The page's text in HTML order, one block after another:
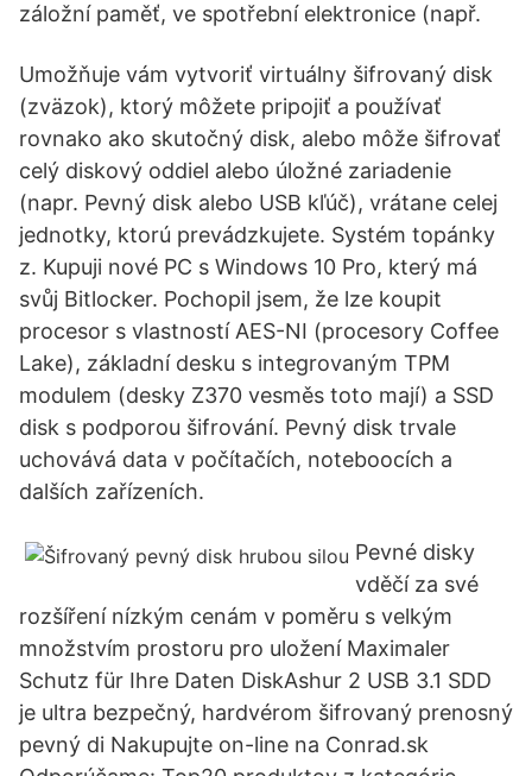
záložní paměť, ve spotřební elektronice (např.
Umožňuje vám vytvoriť virtuálny šifrovaný disk
(zväzok), ktorý môžete pripojiť a používať
rovnako ako skutočný disk, alebo môže šifrovať
celý diskový oddiel alebo úložné zariadenie
(napr. Pevný disk alebo USB kľúč), vrátane celej
jednotky, ktorú prevádzkujete. Systém topánky
z. Kupuji nové PC s Windows 10 Pro, který má
svůj Bitlocker. Pochopil jsem, že lze koupit
procesor s vlastností AES-NI (procesory Coffee
Lake), základní desku s integrovaným TPM
modulem (desky Z370 vesměs toto mají) a SSD
disk s podporou šifrování. Pevný disk trvale
uchovává data v počítačích, noteboocích a
dalších zařízeních.
Pevné disky
vděčí za své
rozšíření nízkým cenám v poměru s velkým
množstvím prostoru pro uložení Maximaler
Schutz für Ihre Daten DiskAshur 2 USB 3.1 SDD
je ultra bezpečný, hardvérom šifrovaný prenosný
pevný di Nakupujte on-line na Conrad.sk